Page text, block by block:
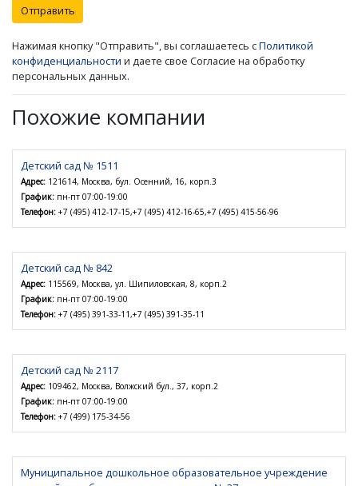
Отправить
Нажимая кнопку "Отправить", вы соглашаетесь сПолитикой
конфиденциальности и даете свое Согласие на обработку
персональных данных.
Похожие компании
Детский сад № 1511
Адрес: 121614, Москва, бул. Осенний, 16, корп.3
График: пн-пт 07:00-19:00
Телефон: +7 (495) 412-17-15,+7 (495) 412-16-65,+7 (495) 415-56-96
Детский сад № 842
Адрес: 115569, Москва, ул. Шипиловская, 8, корп.2
График: пн-пт 07:00-19:00
Телефон: +7 (495) 391-33-11,+7 (495) 391-35-11
Детский сад № 2117
Адрес: 109462, Москва, Волжский бул., 37, корп.2
График: пн-пт 07:00-19:00
Телефон: +7 (499) 175-34-56
Муниципальное дошкольное образовательное учреждение